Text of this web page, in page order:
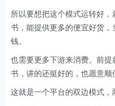
所以要想把这个模式运转好
书，能提供更多的便宜好货，
钱。
也需要更多下游来消费。前
书，讲的还挺好的，也愿意顺
这就是一个平台的双边模式，